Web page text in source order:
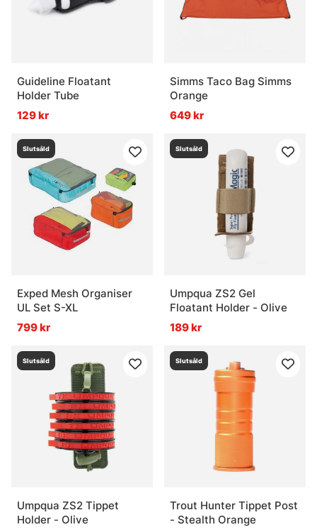
Guideline Floatant
Holder Tube
129 kr
Simms Taco Bag Simms
Orange
649 kr
Slutsåld
Exped Mesh Organiser
UL Set S-XL
799 kr
Slutsåld
Umpqua ZS2 Gel
Floatant Holder - Olive
189 kr
Slutsåld
Umpqua ZS2 Tippet
Holder - Olive
Slutsåld
Trout Hunter Tippet Post
- Stealth Orange